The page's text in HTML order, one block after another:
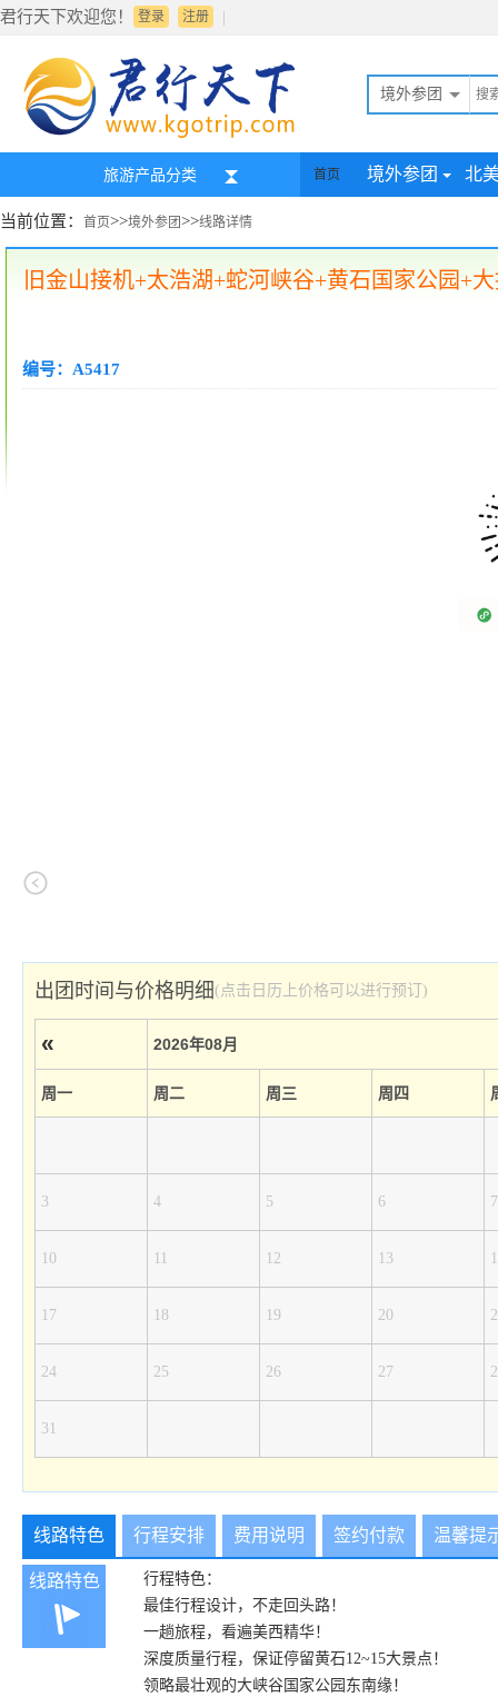
君行天下欢迎您！ 登录 |
注册
境外参团
旅游产品分类 首页 境外参团 北
当前位置： 首页>>境外参团>>线路详情
旧金山接机+太浩湖+蛇河峡谷+黄石国家公园+
编号：A5417
出团时间与价格明细(点击日历上价格可以进行预订)
« 2026年08月
周一 周二 周三 周四
3 4 5 6 7
10 11 12 13
17 18 19 20
24 25 26 27
31
线路特色 行程安排 费用说明 签约付款 温馨提
线路特色
行程特色：
最佳行程设计，不走回头路！
一趟旅程，看遍美西精华！
深度质量行程，保证停留黄石12~15大景点！
领略最壮观的大峡谷国家公园东南缘！